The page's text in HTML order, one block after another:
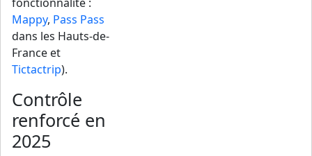
Mappy, Pass Pass
dans les Hauts-de-
France et
Tictactrip).
Contrôle
renforcé en
2025